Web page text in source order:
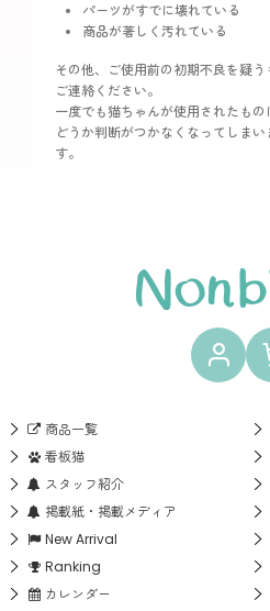
パーツがすでに壊れている
商品が著しく汚れている
その他、ご使用前の初期不良を疑
ご連絡ください。
一度でも猫ちゃんが使用されたも
どうか判断がつかなくなってしま
す。
商品一覧
看板猫
スタッフ紹介
掲載紙・掲載メディア
New Arrival
Ranking
カレンダー